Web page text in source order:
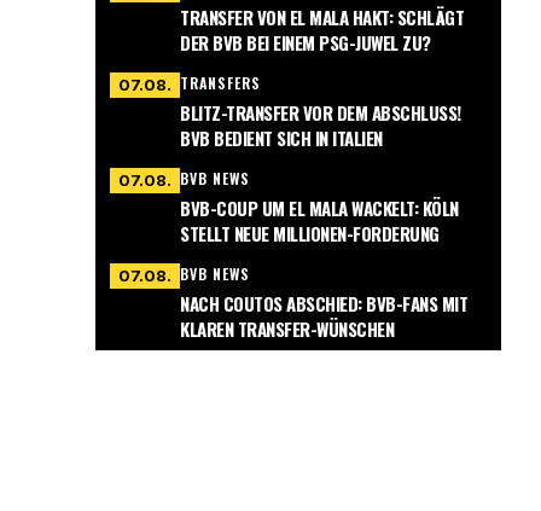
TRANSFER VON EL MALA HAKT: SCHLÄGT
DER BVB BEI EINEM PSG-JUWEL ZU?
07.08. TRANSFERS
BLITZ-TRANSFER VOR DEM ABSCHLUSS!
BVB BEDIENT SICH IN ITALIEN
07.08. BVB NEWS
BVB-COUP UM EL MALA WACKELT: KÖLN
STELLT NEUE MILLIONEN-FORDERUNG
07.08. BVB NEWS
NACH COUTOS ABSCHIED: BVB-FANS MIT
KLAREN TRANSFER-WÜNSCHEN